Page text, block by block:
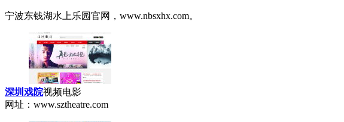
宁波东钱湖水上乐园官网，www.nbsxhx.com。
深圳戏院视频电影
网址：www.sztheatre.com